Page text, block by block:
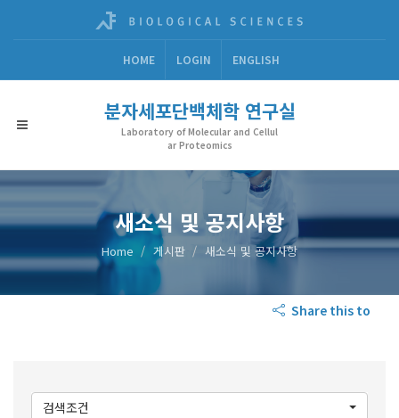
HOME LOGIN ENGLISH
분자세포단백체학 연구실
Laboratory of Molecular and Cellul
ar Proteomics
새소식 및 공지사항
Home 게시판 새소식 및 공지사항
Share this to
검색조건